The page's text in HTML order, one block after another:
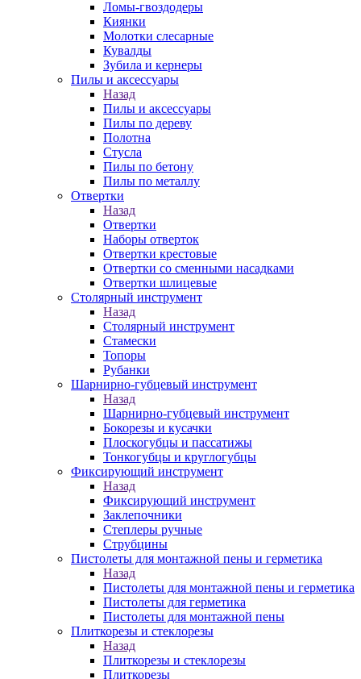
Ломы-гвоздодеры
Киянки
Молотки слесарные
Кувалды
Зубила и кернеры
Пилы и аксессуары
Назад
Пилы и аксессуары
Пилы по дереву
Полотна
Стусла
Пилы по бетону
Пилы по металлу
Отвертки
Назад
Отвертки
Наборы отверток
Отвертки крестовые
Отвертки со сменными насадками
Отвертки шлицевые
Столярный инструмент
Назад
Столярный инструмент
Стамески
Топоры
Рубанки
Шарнирно-губцевый инструмент
Назад
Шарнирно-губцевый инструмент
Бокорезы и кусачки
Плоскогубцы и пассатижы
Тонкогубцы и круглогубцы
Фиксирующий инструмент
Назад
Фиксирующий инструмент
Заклепочники
Степлеры ручные
Струбцины
Пистолеты для монтажной пены и герметика
Назад
Пистолеты для монтажной пены и герметика
Пистолеты для герметика
Пистолеты для монтажной пены
Плиткорезы и стеклорезы
Назад
Плиткорезы и стеклорезы
Плиткорезы